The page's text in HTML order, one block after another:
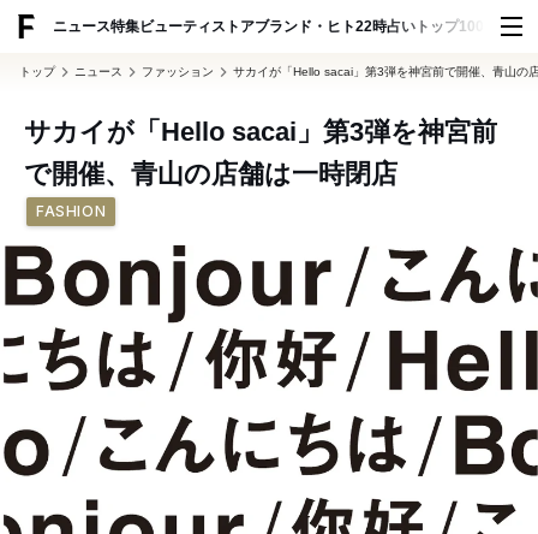
ニュース特集ビューティ ストアブランド・ヒト22時占い トップ100 スナッ
トップ ニュース ファッション サカイが「Hello sacai」第3弾を神宮前で開催、青山の
サカイが「Hello sacai」第3弾を神宮前
で開催、青山の店舗は一時閉店
FASHION